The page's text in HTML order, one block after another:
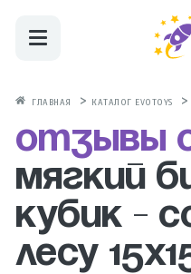
ГЛАВНАЯ КАТАЛОГ EVOTOYS
Отзывы
Мягкий
кубик -
лесу